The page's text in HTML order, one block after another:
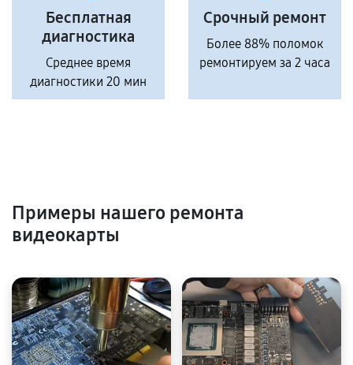
Бесплатная
диагностика
Среднее время
диагностики 20 мин
Срочный ремонт
Более 88% поломок
ремонтируем за 2 часа
Примеры нашего ремонта
видеокарты